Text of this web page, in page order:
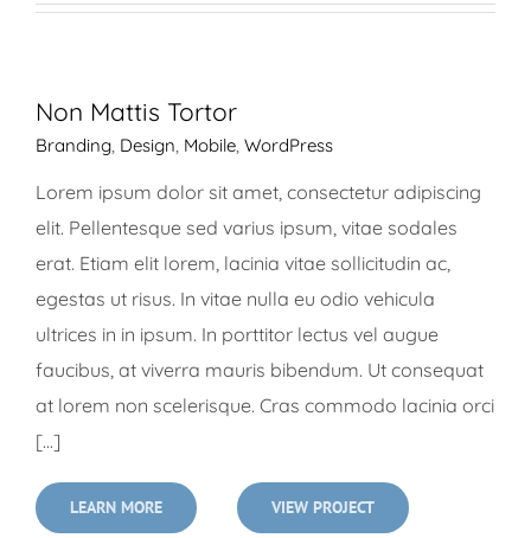
Non Mattis Tortor
Branding Design Mobile WordPress
Lorem ipsum dolor sit amet, consectetur adipiscing
elit. Pellentesque sed varius ipsum, vitae sodales
erat. Etiam elit lorem, lacinia vitae sollicitudin ac,
egestas ut risus. In vitae nulla eu odio vehicula
ultrices in in ipsum. In porttitor lectus vel augue
faucibus, at viverra mauris bibendum. Ut consequat
at lorem non scelerisque. Cras commodo lacinia orci
[...]
LEARN MORE VIEW PROJECT